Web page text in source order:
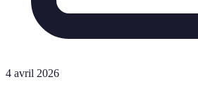
4 avril 2026